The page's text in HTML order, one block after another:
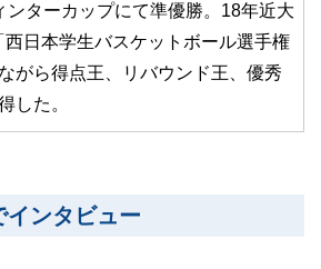
ンターカップにて準優勝。18年近大
西日本学生バスケットボール選手権
がら得点王、リバウンド王、優秀
した。
インタビュー